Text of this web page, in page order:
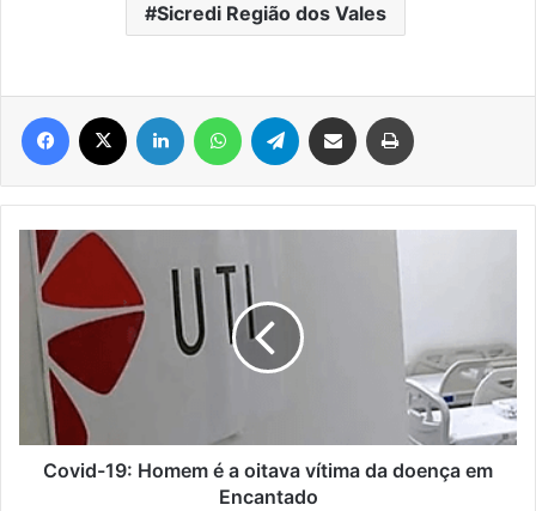
Sicredi Região dos Vales
Facebook Linkedin WhatsAppTelegram Compartilhar via e-mail
Covid-
19:
Homem
oitava
vítima
doença
Covid-19: Homem é a oitava vítima da doença em
Encantado